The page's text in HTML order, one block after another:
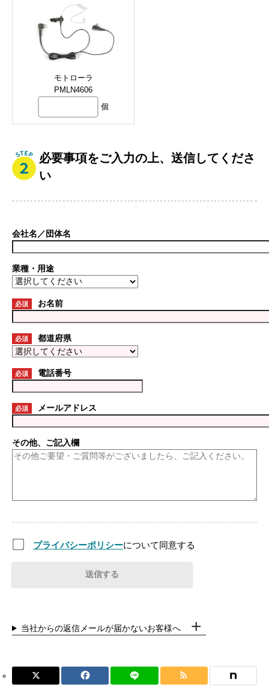
モトローラ
PMLN4606
個
必要事項をご入力の上、送信してくださ
い
会社名／団体名
業種・用途
必須 お名前
必須 都道府県
必須 電話番号
必須 メールアドレス
その他、ご記入欄
プライバシーポリシーについて同意する
当社からの返信メールが届かないお客様へ